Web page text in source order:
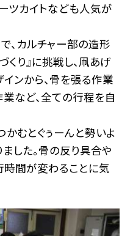
ツカイトなども人気が
、カルチャー部の造形
くり』に挑戦し、凧あげ
ンから、骨を張る作業
など、全ての行程を自
むとぐぅーんと勢いよ
した。骨の反り具合や
時間が変わることに気